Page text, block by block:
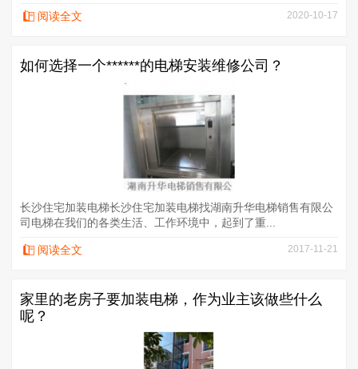
阅读全文 2020-10-17
如何选择一个******的电梯安装维修公司？
长沙住宅加装电梯长沙住宅加装电梯找湖南升华电梯销售有限公
司电梯在我们的各类生活、工作环境中，起到了重...
阅读全文 2017-11-21
家里的老房子要加装电梯，作为业主该做些什么
呢？